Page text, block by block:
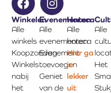
Winkelen
Alle
winkels
Koopzondag
Winkels
nabij
het
Evenementen
Alle
evenementen
Evenement
toevoegen
Geniet
van de
Horeca
Alle
horeca
Hier ga
je
lekker
uit
Alle
Het